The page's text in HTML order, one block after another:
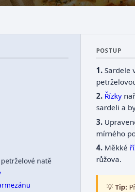
petrželové natě
POSTUP
Sardele
Řízky
sardeli a
mírného
Měkké
růžova.
💡Tip: